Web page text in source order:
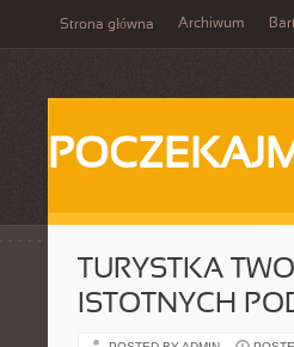
Strona główna Archiwum
TURYSTKA
ISTOTNYCH